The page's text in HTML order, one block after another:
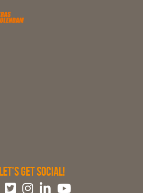
Let's get social!